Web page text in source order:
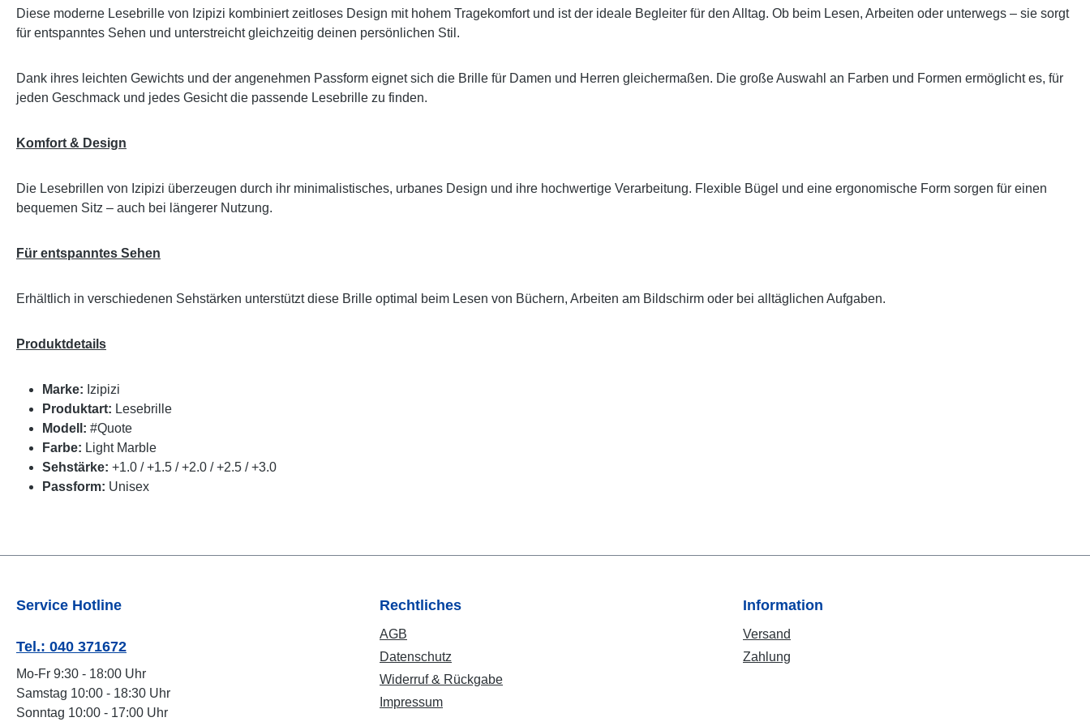
Diese moderne Lesebrille von Izipizi kombiniert zeitloses Design mit hohem Tragekomfort und ist der ideale Begleiter für den Alltag. Ob beim Lesen, Arbeiten oder unterwegs – sie sorgt
für entspanntes Sehen und unterstreicht gleichzeitig deinen persönlichen Stil.
Dank ihres leichten Gewichts und der angenehmen Passform eignet sich die Brille für Damen und Herren gleichermaßen. Die große Auswahl an Farben und Formen ermöglicht es, für
jeden Geschmack und jedes Gesicht die passende Lesebrille zu finden.
Komfort & Design
Die Lesebrillen von Izipizi überzeugen durch ihr minimalistisches, urbanes Design und ihre hochwertige Verarbeitung. Flexible Bügel und eine ergonomische Form sorgen für einen
bequemen Sitz – auch bei längerer Nutzung.
Für entspanntes Sehen
Erhältlich in verschiedenen Sehstärken unterstützt diese Brille optimal beim Lesen von Büchern, Arbeiten am Bildschirm oder bei alltäglichen Aufgaben.
Produktdetails
Marke: Izipizi
Produktart: Lesebrille
Modell: #Quote
Farbe: Light Marble
Sehstärke: +1.0 / +1.5 / +2.0 / +2.5 / +3.0
Passform: Unisex
Service Hotline
Tel.: 040 371672
Mo-Fr 9:30 - 18:00 Uhr
Samstag 10:00 - 18:30 Uhr
Sonntag 10:00 - 17:00 Uhr
Rechtliches
AGB
Datenschutz
Widerruf & Rückgabe
Impressum
Information
Versand
Zahlung